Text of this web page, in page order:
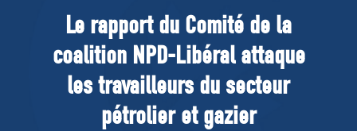
Pierre Poilievre
Vos députés conservateurs
Cabinet fantôme
Exécutif national
Le rapport du Comité de la
coalition NPD-Libéral attaque
les travailleurs du secteur
pétrolier et gazier